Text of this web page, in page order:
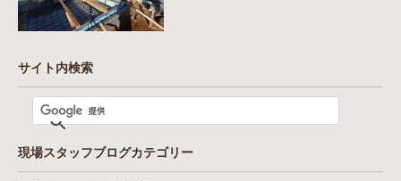
サイト内検索
現場スタッフブログカテゴリー